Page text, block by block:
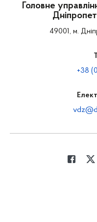
Головне
49001, м.
+38